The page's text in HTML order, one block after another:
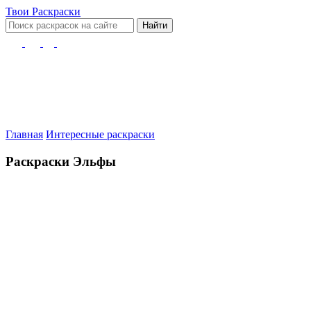
Твои Раскраски
Найти
Главная Интересные раскраски
Раскраски Эльфы